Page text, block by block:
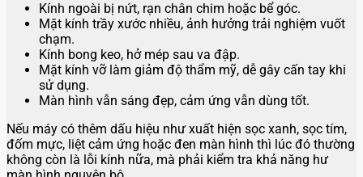
Kính ngoài bị nứt, rạn chân chim hoặc bể góc.
Mặt kính trầy xước nhiều, ảnh hưởng trải nghiệm vuốt
chạm.
Kính bong keo, hở mép sau va đập.
Mặt kính vỡ làm giảm độ thẩm mỹ, dễ gây cấn tay khi
sử dụng.
Màn hình vẫn sáng đẹp, cảm ứng vẫn dùng tốt.
Nếu máy có thêm dấu hiệu như xuất hiện sọc xanh, sọc tím,
đốm mực, liệt cảm ứng hoặc đen màn hình thì lúc đó thường
không còn là lỗi kính nữa, mà phải kiểm tra khả năng hư